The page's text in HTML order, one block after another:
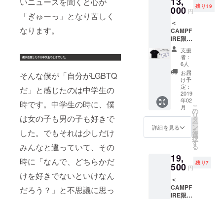
「ぎゅーっ」となり苦しく
なります。
そんな僕が「自分がLGBTQ
だ」と感じたのは中学生の
時です。中学生の時に、僕
は女の子も男の子も好きで
した。でもそれは少しだけ
みんなと違っていて、その
時に「なんで、どちらかだ
けを好きでないといけなん
だろう？」と不思議に思っ
てくだ
さい！
・Tシャ
ツ
snails
のアイ
コンを
小さい
刺繍で
胸元に
入れて
いま
す。 カ
ラー：
ホワイ
ト サイ
イズ ※
サイ
ズ、デ
ザイン
の詳細
はプロ
000 円
残り19
＜
CAMPF
IRE限定
Tシャツ
＆デ
ビュー
イベン
トご招
待券
セット
＞ 2019
年3月の
イベン
トにぜ
ひＴ
シャツ
いらし
てくだ
さい！
・Tシャ
ツ
snails
支援
者：
6人
お届
け予
定：
2019
年02
月
詳細を見る
こ
の
リ
タ
ー
ン
を
選
択
す
る
19,
500 円
残り7
＜
CAMPF
IRE限定